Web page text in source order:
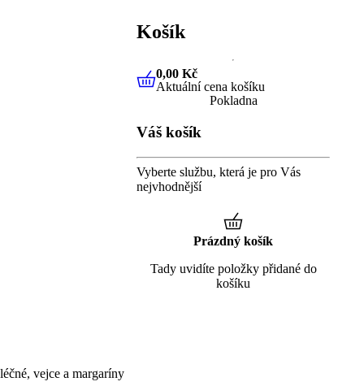
vejce a margaríny
Košík
0,00 KčAktuální cena košíku
0,00 Kč
Aktuální cena košíku
Pokladna
Váš košík
Vyberte službu, která je pro Vás
nejvhodnější
Prázdný košík
Tady uvidíte položky přidané do
košíku